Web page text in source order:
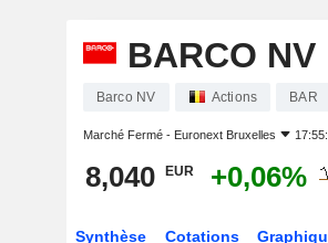
BARCO NV
Barco NV Actions BAR
Marché Fermé - Euronext Bruxelles
8,040 EUR +0,06%
Synthèse Cotations